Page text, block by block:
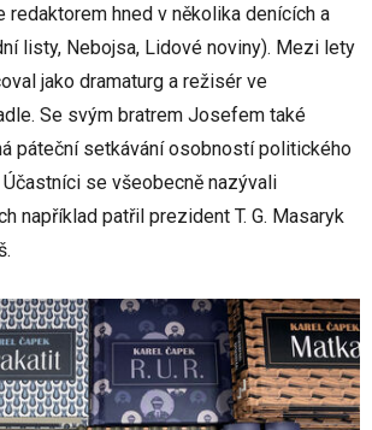
redaktorem hned v několika denících a
listy, Nebojsa, Lidové noviny). Mezi lety
jako dramaturg a režisér ve
Se svým bratrem Josefem také
páteční setkávání osobností politického
se všeobecně nazývali
například patřil prezident T. G. Masaryk